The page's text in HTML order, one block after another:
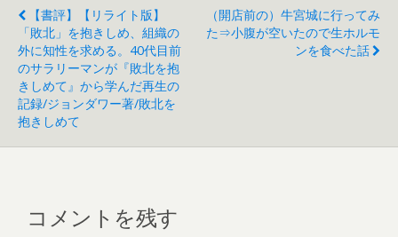
【書評】【リライト版】
「敗北」を抱きしめ、組織の
外に知性を求める。40代目前
のサラリーマンが『敗北を抱
きしめて』から学んだ再生の
記録/ジョンダワー著/敗北を
抱きしめて
（開店前の）牛宮城に行ってみ
た⇒小腹が空いたので生ホルモ
ンを食べた話
コメントを残す